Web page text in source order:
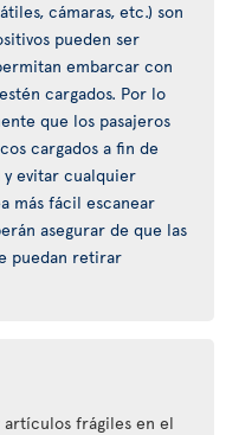
cámaras, etc.) son
pueden ser
embarcar con
cargados. Por lo
que los pasajeros
cargados a fin de
evitar cualquier
más fácil escanear
asegurar de que las
puedan retirar
frágiles en el